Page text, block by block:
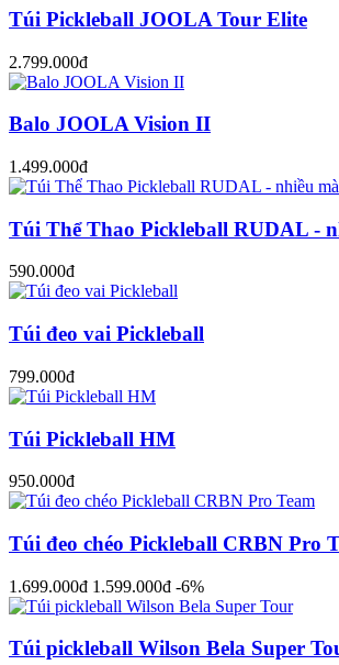
Túi Pickleball JOOLA Tour Elite
2.799.000đ
Balo JOOLA Vision II
1.499.000đ
Túi Thể Thao Pickleball RUDAL -
590.000đ
Túi đeo vai Pickleball
799.000đ
Túi Pickleball HM
950.000đ
Túi đeo chéo Pickleball CRBN Pro
1.699.000đ 1.599.000đ -6%
Túi pickleball Wilson Bela Super